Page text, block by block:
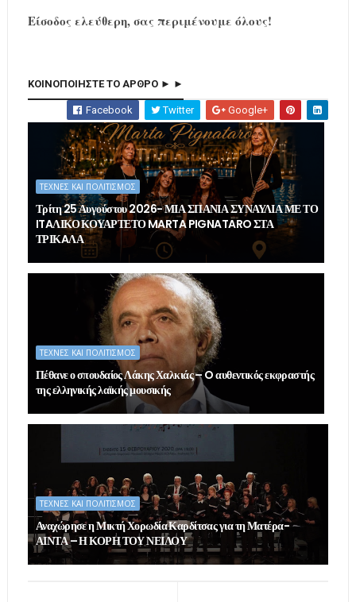
Είσοδος ελεύθερη, σας περιμένουμε όλους!
ΚΟΙΝΟΠΟΙΗΣΤΕ ΤΟ ΑΡΘΡΟ ► ►
Facebook Twitter Google+
ΤΕΧΝΕΣ ΚΑΙ ΠΟΛΙΤΙΣΜΟΣ
Τρίτη 25 Αυγούστου 2026- ΜΙΑ ΣΠΑΝΙΑ ΣΥΝΑΥΛΙΑ ΜΕ ΤΟ
ITAΛΙΚΟ ΚΟΥΑΡΤΕΤΟ MARTA PIGNATARO ΣΤΑ
ΤΡΙΚAΛΑ
ΤΕΧΝΕΣ ΚΑΙ ΠΟΛΙΤΙΣΜΟΣ
Πέθανε ο σπουδαίος Λάκης Χαλκιάς – O αυθεντικός εκφραστής
της ελληνικής λαϊκής μουσικής
ΤΕΧΝΕΣ ΚΑΙ ΠΟΛΙΤΙΣΜΟΣ
Αναχώρησε η Μικτή Χορωδία Καρδίτσας για τη Ματέρα-
ΑΙΝΤΑ – Η ΚΟΡΗ ΤΟΥ ΝΕΙΛΟΥ